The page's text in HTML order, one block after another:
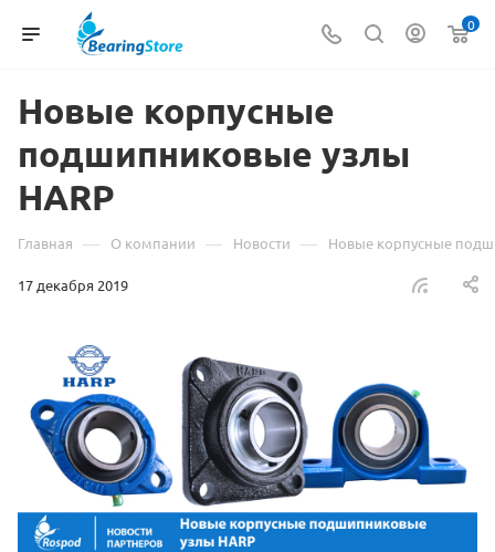
0
Новые корпусные
подшипниковые узлы
HARP
Главная — О компании — Новости — Новые корпусные
17 декабря 2019